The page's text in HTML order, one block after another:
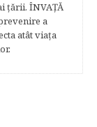
țării. ÎNVAŢĂ
a
atât viaţa